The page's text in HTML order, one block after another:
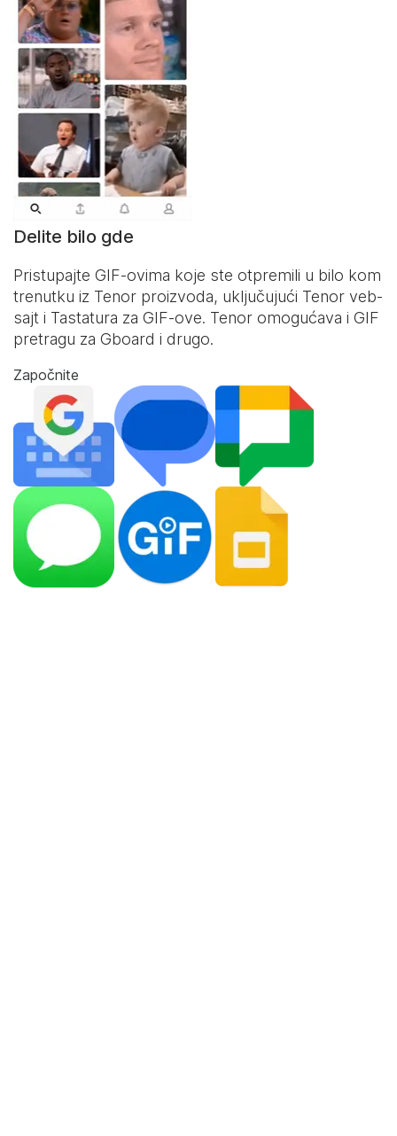
Delite bilo gde
Pristupajte GIF-ovima koje ste otpremili u bilo kom
trenutku iz Tenor proizvoda, uključujući Tenor veb-
sajt i Tastatura za GIF-ove. Tenor omogućava i GIF
pretragu za Gboard i drugo.
Započnite